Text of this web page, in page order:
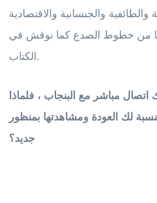
والجنسانية والاقتصادية
من خطوط الصدع كما نوقش في
الكتاب.
مباشر مع البنجاب ، فلماذا
لك العودة ومشاهدتها بمنظور
جديد؟